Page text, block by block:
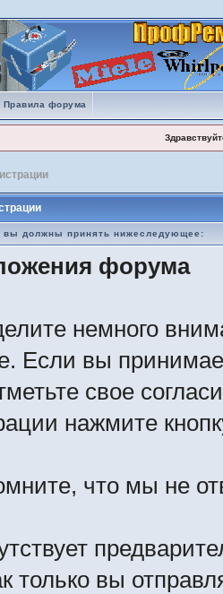
Правила форума
вы должны принять нижеследующее:
форума
немного
Если вы
свое
нажмите
что мы не
только вы